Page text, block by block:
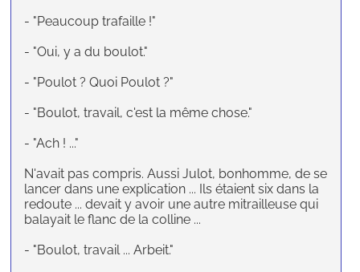
- "Peaucoup trafaille !"
- "Oui, y a du boulot."
- "Poulot ? Quoi Poulot ?"
- "Boulot, travail, c'est la même chose."
- "Ach ! ..."
N'avait pas compris. Aussi Julot, bonhomme, de se
lancer dans une explication ... Ils étaient six dans la
redoute ... devait y avoir une autre mitrailleuse qui
balayait le flanc de la colline ...
- "Boulot, travail ... Arbeit."